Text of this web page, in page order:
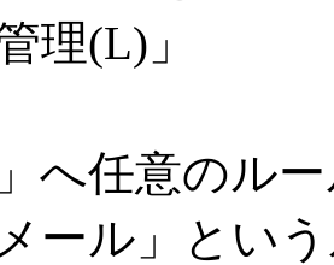
」へ任意のル
メール」とい